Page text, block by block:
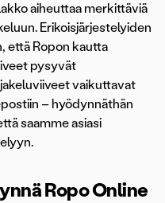
lakko aiheuttaa merkittäviä
Erikoisjärjestelyiden
että Ropon kautta
pysyvät
vaikuttavat
– hyödynnäthän
saamme asiasi
Ropo Online